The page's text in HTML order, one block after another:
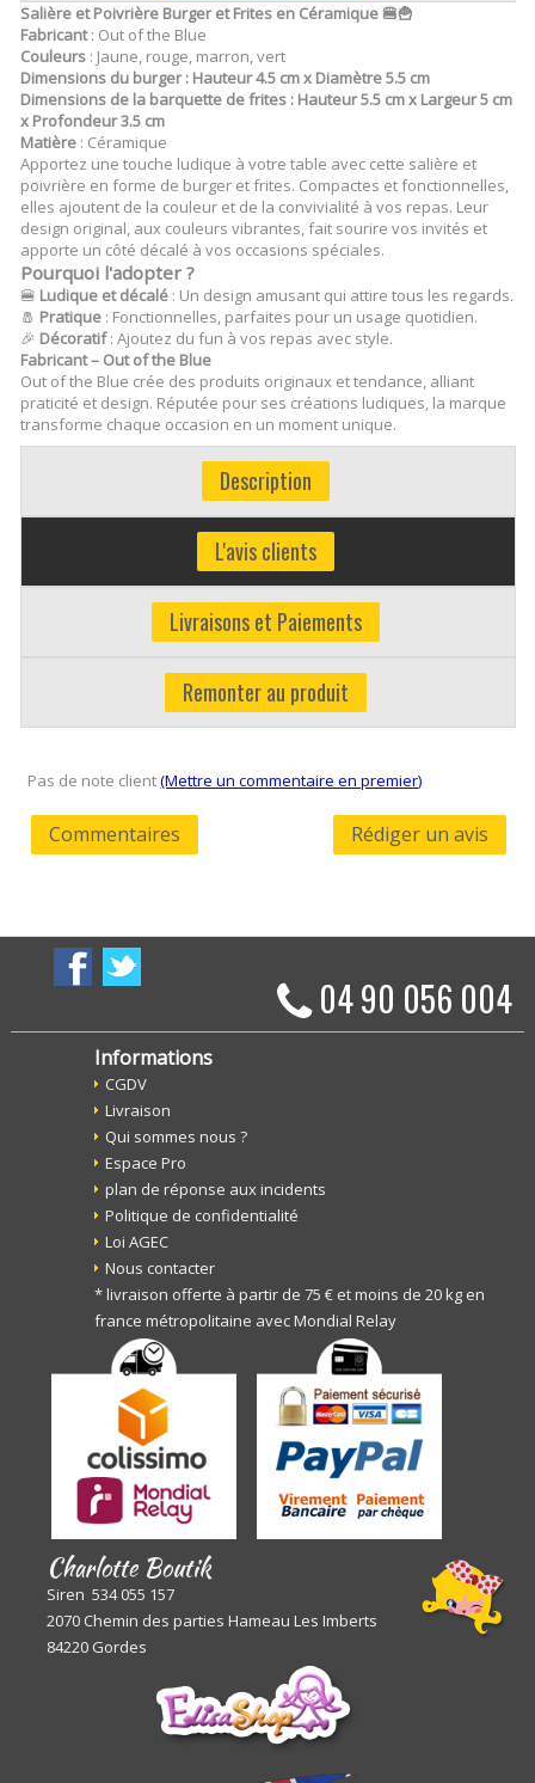
Salière et Poivrière Burger et Frites en Céramique 🍔🍟
Fabricant: Out of the Blue
Couleurs : Jaune, rouge, marron, vert
Dimensions du burger : Hauteur 4.5 cm x Diamètre 5.5 cm
Dimensions de la barquette de frites : Hauteur 5.5 cm x Largeur 5 cm
x Profondeur 3.5 cm
Matière : Céramique
Apportez une touche ludique à votre table avec cette salière et
poivrière en forme de burger et frites. Compactes et fonctionnelles,
elles ajoutent de la couleur et de la convivialité à vos repas. Leur
design original, aux couleurs vibrantes, fait sourire vos invités et
apporte un côté décalé à vos occasions spéciales.
Pourquoi l'adopter ?
🍔 Ludique et décalé : Un design amusant qui attire tous les regards.
🧂 Pratique : Fonctionnelles, parfaites pour un usage quotidien.
🎉 Décoratif: Ajoutez du fun à vos repas avec style.
Fabricant – Out of the Blue
Out of the Blue crée des produits originaux et tendance, alliant
praticité et design. Réputée pour ses créations ludiques, la marque
transforme chaque occasion en un moment unique.
Description
L'avis clients
Livraisons et Paiements
Remonter au produit
Pas de note client(Mettre un commentaire en premier)
Commentaires Rédiger un avis
04 90 056 004
Informations
CGDV
Livraison
Qui sommes nous ?
Espace Pro
plan de réponse aux incidents
Politique de confidentialité
Loi AGEC
Nous contacter
* livraison offerte à partir de 75 € et moins de 20 kg en
france métropolitaine avec Mondial Relay
Charlotte Boutik
Siren 534 055 157
2070 Chemin des parties Hameau Les Imberts
84220 Gordes